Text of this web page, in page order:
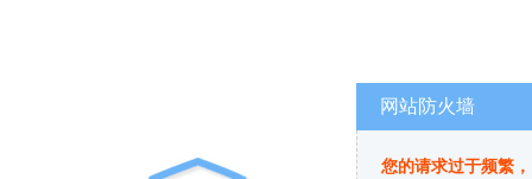
网站防火墙
您的请求过于频繁